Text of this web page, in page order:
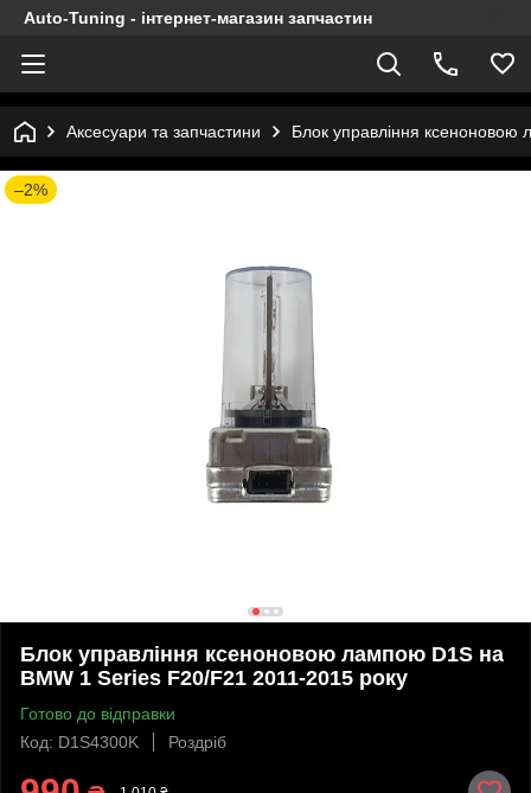
Auto-Tuning - інтернет-магазин запчастин
Аксесуари та запчастини Блок управління
–2%
Блок управління ксеноновою лампою D1S на
BMW 1 Series F20/F21 2011-2015 року
Готово до відправки
Код: D1S4300K
Роздріб